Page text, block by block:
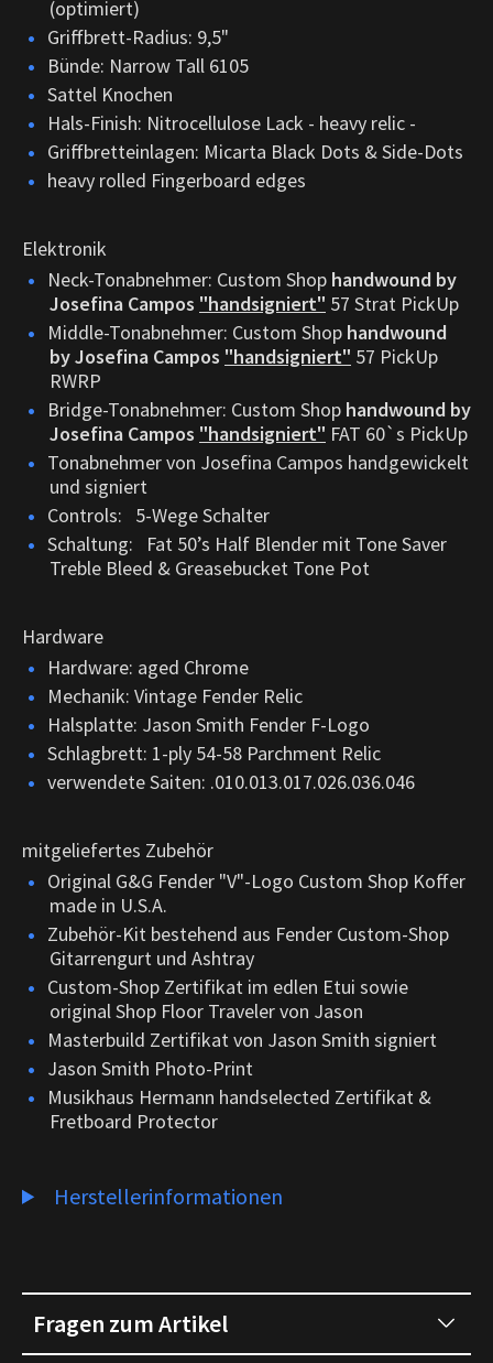
(optimiert)
Griffbrett-Radius: 9,5"
Bünde: Narrow Tall 6105
Sattel Knochen
Hals-Finish: Nitrocellulose Lack - heavy relic -
Griffbretteinlagen: Micarta Black Dots & Side-Dots
heavy rolled Fingerboard edges
Elektronik
Neck-Tonabnehmer: Custom Shop handwound by
Josefina Campos "handsigniert" 57 Strat PickUp
Middle-Tonabnehmer: Custom Shop handwound
by Josefina Campos "handsigniert" 57 PickUp
RWRP
Bridge-Tonabnehmer: Custom Shop handwound by
Josefina Campos "handsigniert" FAT 60`s PickUp
Tonabnehmer von Josefina Campos handgewickelt
und signiert
Controls: 5-Wege Schalter
Schaltung: Fat 50’s Half Blender mit Tone Saver
Treble Bleed & Greasebucket Tone Pot
Hardware
Hardware: aged Chrome
Mechanik: Vintage Fender Relic
Halsplatte: Jason Smith Fender F-Logo
Schlagbrett: 1-ply 54-58 Parchment Relic
verwendete Saiten: .010.013.017.026.036.046
mitgeliefertes Zubehör
Original G&G Fender "V"-Logo Custom Shop Koffer
made in U.S.A.
Zubehör-Kit bestehend aus Fender Custom-Shop
Gitarrengurt und Ashtray
Custom-Shop Zertifikat im edlen Etui sowie
original Shop Floor Traveler von Jason
Masterbuild Zertifikat von Jason Smith signiert
Jason Smith Photo-Print
Musikhaus Hermann handselected Zertifikat &
Fretboard Protector
Herstellerinformationen
Fragen zum Artikel